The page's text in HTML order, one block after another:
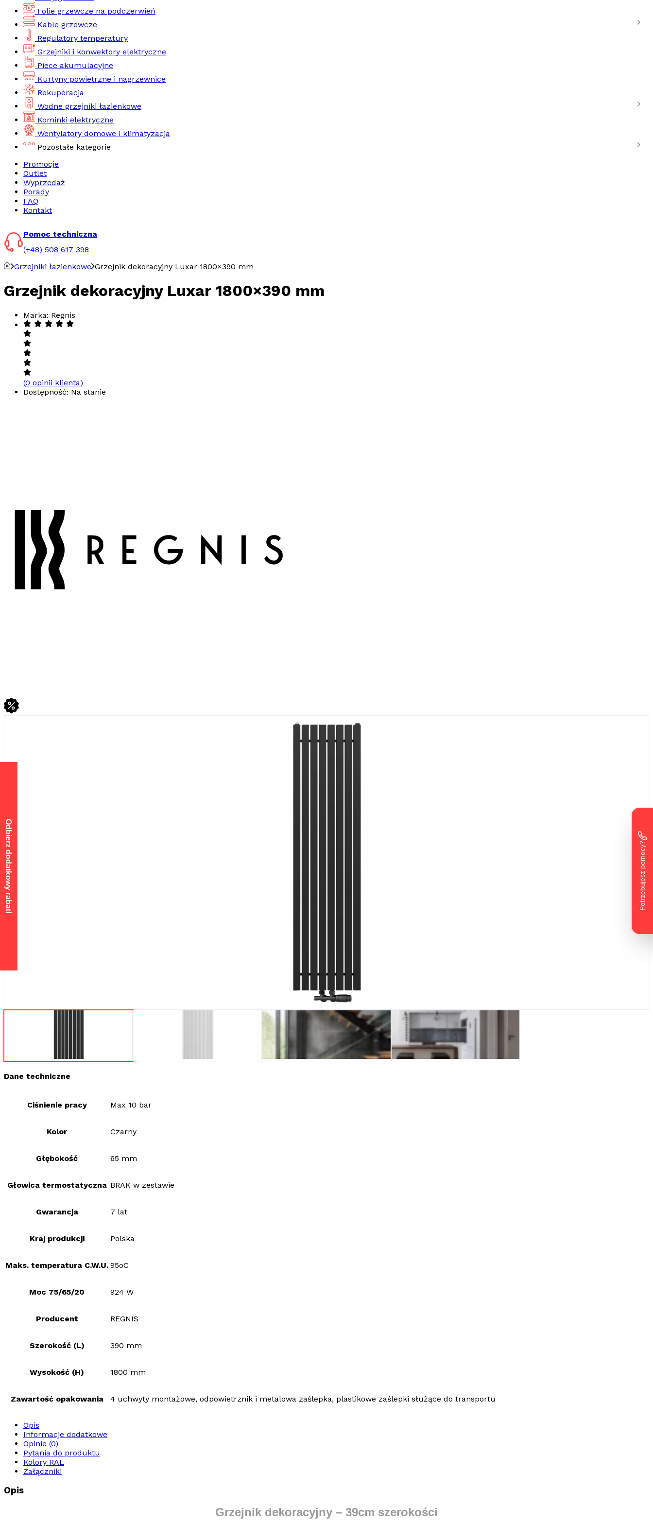
Folie grzewcze na podczerwień
Kable grzewcze
Regulatory temperatury
Grzejniki i konwektory elektryczne
Piece akumulacyjne
Kurtyny powietrzne i nagrzewnice
Rekuperacja
Wodne grzejniki łazienkowe
Kominki elektryczne
Wentylatory domowe i klimatyzacja
Pozostałe kategorie
Promocje
Outlet
Wyprzedaż
Porady
FAQ
Kontakt
Pomoc techniczna
(+48) 508 617 398
Grzejniki łazienkowe Grzejnik dekoracyjny Luxar 1800×390 mm
Grzejnik dekoracyjny Luxar 1800×390 mm
Marka: Regnis
(0 opinii klienta)
Dostępność: Na stanie
Dane techniczne
Ciśnienie pracy Max 10 bar
Kolor Czarny
Głębokość 65 mm
Głowica termostatyczna BRAK w zestawie
Gwarancja 7 lat
Kraj produkcji Polska
Maks. temperatura C.W.U. 95oC
Moc 75/65/20 924 W
Producent REGNIS
Szerokość (L) 390 mm
Wysokość (H) 1800 mm
Zawartość opakowania 4 uchwyty montażowe, odpowietrznik i metalowa zaślepka, plastikowe zaślepki służące do transportu
Opis
Informacje dodatkowe
Opinie (0)
Pytania do produktu
Kolory RAL
Załączniki
Opis
Grzejnik dekoracyjny – 39cm szerokości